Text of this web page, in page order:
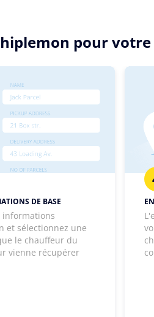
pour
DE BASE
informations
et sélectionnez une
le chauffeur du
vienne récupérer